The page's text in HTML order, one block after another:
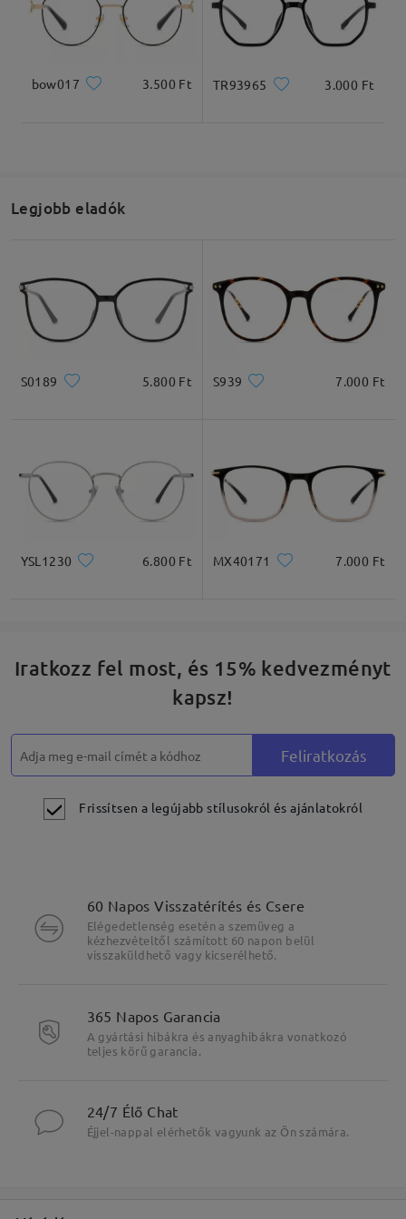
Teljes szélesség Szárhossz
Ajánlott arcformák
* Csak tájékoztató jellegű
Fő jellemzők kiemelése
bow017 3.500 Ft TR93965 3.000 Ft
Legjobb eladók
S0189 5.800 Ft S939 7.000 Ft
YSL1230 6.800 Ft MX40171 7.000 Ft
Iratkozz fel most, és 15% kedvezményt
kapsz!
Feliratkozás
Frissítsen a legújabb stílusokról és ajánlatokról
60 Napos Visszatérítés és Csere
Elégedetlenség esetén a szemüveg a
kézhezvételtől számított 60 napon belül
visszaküldhető vagy kicserélhető.
365 Napos Garancia
A gyártási hibákra és anyaghibákra vonatkozó
teljes körű garancia.
24/7 Élő Chat
Éjjel-nappal elérhetők vagyunk az Ön számára.